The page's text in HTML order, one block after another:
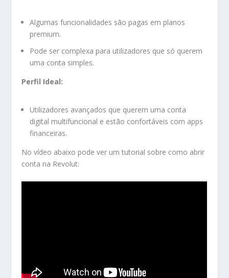
Algumas funcionalidades são pagas em planos
premium.
Pode ser complexa para utilizadores que só querem
uma conta simples.
Perfil Ideal:
Utilizadores avançados que querem uma conta
digital multifuncional e estão confortáveis com apps
financeiras.
No vídeo abaixo pode ver um tutorial sobre como abrir
conta na Revolut: